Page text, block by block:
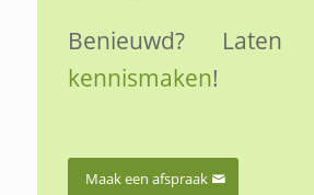
Benieuwd?
kennismaken!
Maak een afspraak